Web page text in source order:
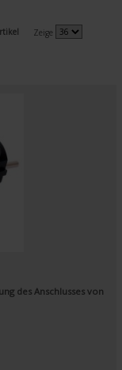
Zeige
des Anschlusses von